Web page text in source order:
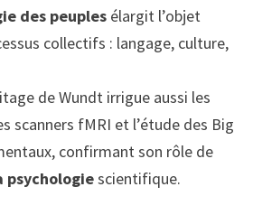
des peuplesélargit l’objet
collectifs : langage, culture,
de Wundt irrigue aussi les
scanners fMRI et l’étude des Big
confirmant son rôle de
psychologiescientifique.